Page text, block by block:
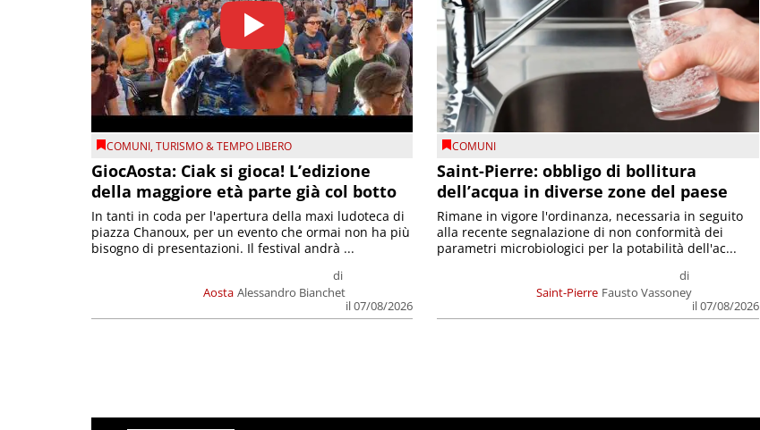
COMUNI,TURISMO & TEMPO LIBERO
GiocAosta: Ciak si gioca! L’edizione
della maggiore età parte già col botto
Aosta
di
Alessandro Bianchet
il 07/08/2026
In tanti in coda per l'apertura della maxi ludoteca di
piazza Chanoux, per un evento che ormai non ha più
bisogno di presentazioni. Il festival andrà ...
COMUNI
Saint-Pierre: obbligo di bollitura
dell’acqua in diverse zone del paese
Saint-Pierre
di
Fausto Vassoney
il 07/08/2026
Rimane in vigore l'ordinanza, necessaria in seguito
alla recente segnalazione di non conformità dei
parametri microbiologici per la potabilità dell'ac...